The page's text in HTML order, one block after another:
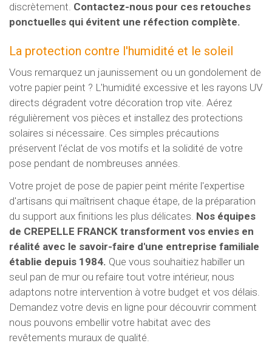
discrètement. Contactez-nous pour ces retouches
ponctuelles qui évitent une réfection complète.
La protection contre l'humidité et le soleil
Vous remarquez un jaunissement ou un gondolement de
votre papier peint ? L'humidité excessive et les rayons UV
directs dégradent votre décoration trop vite. Aérez
régulièrement vos pièces et installez des protections
solaires si nécessaire. Ces simples précautions
préservent l'éclat de vos motifs et la solidité de votre
pose pendant de nombreuses années.
Votre projet de pose de papier peint mérite l'expertise
d'artisans qui maîtrisent chaque étape, de la préparation
du support aux finitions les plus délicates. Nos équipes
de CREPELLE FRANCK transforment vos envies en
réalité avec le savoir-faire d'une entreprise familiale
établie depuis 1984. Que vous souhaitiez habiller un
seul pan de mur ou refaire tout votre intérieur, nous
adaptons notre intervention à votre budget et vos délais.
Demandez votre devis en ligne pour découvrir comment
nous pouvons embellir votre habitat avec des
revêtements muraux de qualité.